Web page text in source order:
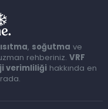
ısıtma, soğutma ve
rehberiniz. VRF
verimliliği hakkında en